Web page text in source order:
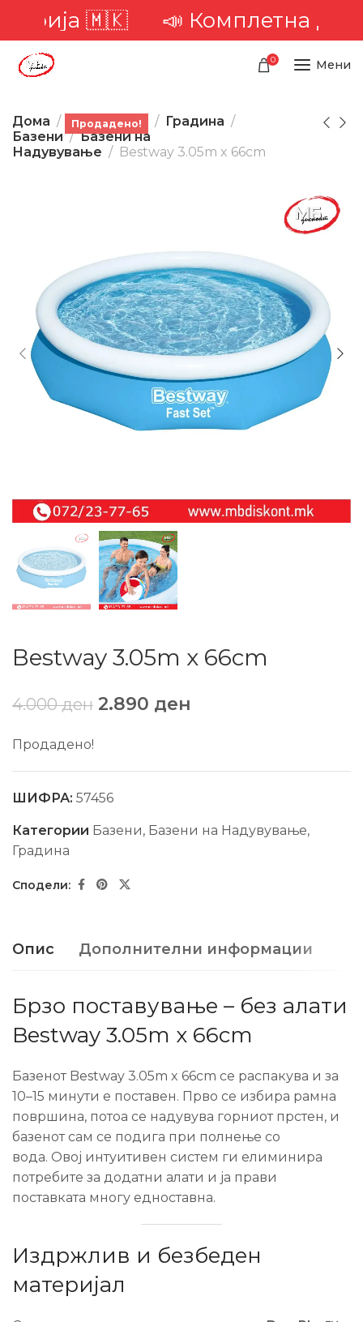
🇲🇰📣 Комплетна
0 Мени
Дома Производи
Градина
Базени
Базени на
Надувување
Bestway 3.05m x 66cm
Продадено!
Bestway 3.05m x 66cm
4.000ден 2.890 ден
Продадено!
ШИФРА: 57456
Категории Базени, Базени на Надувување,
Градина
Опис Дополнителни информации
Брзо поставување – без алати
Bestway 3.05m x 66cm
Базенот Bestway 3.05m x 66cm се распакува и за
10–15 минути е поставен. Прво се избира рамна
површина, потоа се надувува горниот прстен, и
базенот сам се подига при полнење со
вода. Овој интуитивен систем ги елиминира
потребите за додатни алати и ја прави
поставката многу едноставна.
Издржлив и безбеден
материјал